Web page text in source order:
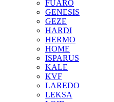
FUARO
GENESIS
GEZE
HARDI
HERMO
HOMЕ
ISPARUS
KALE
KVF
LAREDO
LEKSA